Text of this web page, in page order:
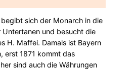
begibt sich der Monarch in die
Untertanen und besucht die
H. Maffei. Damals ist Bayern
erst 1871 kommt das
sind auch die Währungen